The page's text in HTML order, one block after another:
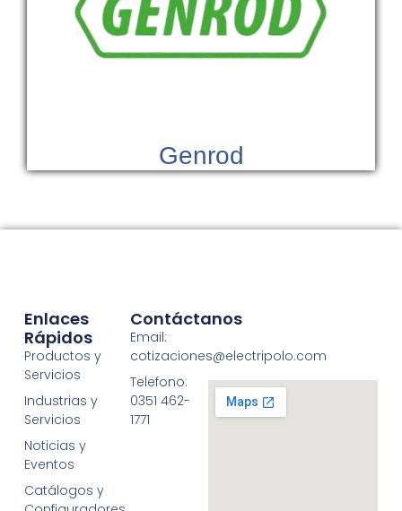
Genrod
Enlaces
Rápidos
Productos y
Servicios
Industrias y
Servicios
Noticias y
Eventos
Catálogos y
Contáctanos
Email:
cotizaciones@electripolo.com
Telefono:
0351 462-
1771